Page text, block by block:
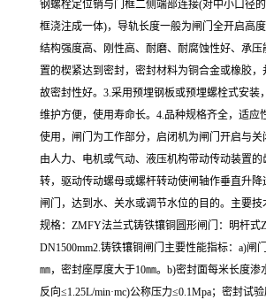
钢螺栓定位销与门框二侧端部连接(对中小口径的
框浇注成一体)，导轨长度一般为闸门全开启高
结构强度高、刚性高、耐磨、耐腐蚀性好、承
置的楔紧达到密封，密封材料为铜合金或橡胶，
故密封性好。3.采用预埋钢板或预埋螺栓式安装
维护方便，使用寿命长。4.品种规格齐全，适应
使用，闸门为工作部分，启闭机为闸门开启与
由人力、电机或气动、液压机构带动传动装置
转，驱动传动螺母或螺杆转动使闸轴作垂直升降
闸门，达到水、关水或调节水位的目的。主要技
规格：ZMFY法兰式铸铁镶铜圆形闸门：明杆式
DN1500mm2.铸铁镶铜闸门主要性能指标：a)闸
㎜，密封座厚度大于10㎜。b)密封面每米长度渗
反向≤1.25L/min·mc)公称压力≤0.1Mpa；密封试